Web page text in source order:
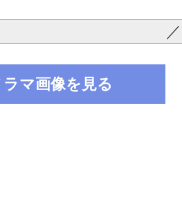
／
ラマ画像を見る